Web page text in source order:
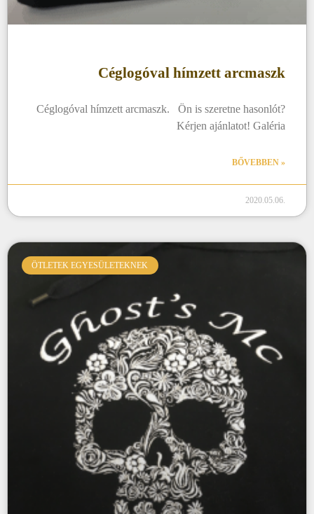
Céglogóval hímzett arcmaszk
Céglogóval hímzett arcmaszk. Ön is szeretne hasonlót?
Kérjen ajánlatot! Galéria
BŐVEBBEN »
2020.05.06.
ÖTLETEK EGYESÜLETEKNEK